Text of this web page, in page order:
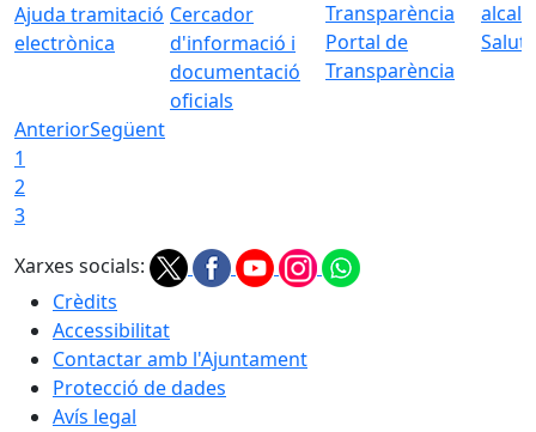
Ajuda tramitació
electrònica
Cercador
d'informació i
documentació
oficials
Portal de
Transparència
AnteriorSegüent
1
2
3
Xarxes socials:
Crèdits
Accessibilitat
Contactar amb l'Ajuntament
Protecció de dades
Avís legal